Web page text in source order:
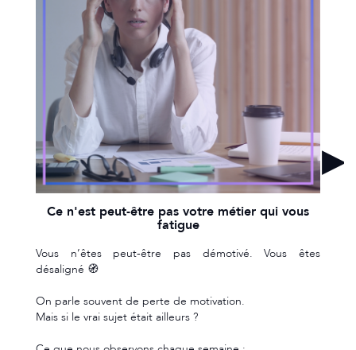
Ce n'est peut-être pas votre métier qui vous
fatigue
Vous n’êtes peut-être pas démotivé. Vous êtes
désaligné 🧭
On parle souvent de perte de motivation.
Mais si le vrai sujet était ailleurs ?